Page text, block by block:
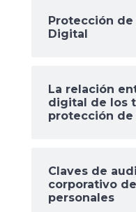
Protección
Digital
La relación
digital de los
protección de
Claves de
corporativo
personales